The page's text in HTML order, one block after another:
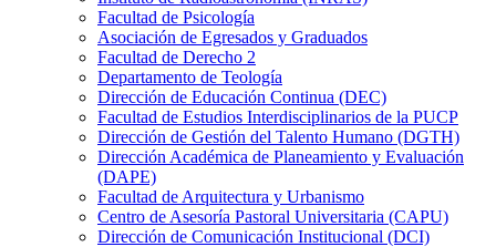
Facultad de Psicología
Asociación de Egresados y Graduados
Facultad de Derecho 2
Departamento de Teología
Dirección de Educación Continua (DEC)
Facultad de Estudios Interdisciplinarios de la PUCP
Dirección de Gestión del Talento Humano (DGTH)
Dirección Académica de Planeamiento y Evaluación
(DAPE)
Facultad de Arquitectura y Urbanismo
Centro de Asesoría Pastoral Universitaria (CAPU)
Dirección de Comunicación Institucional (DCI)